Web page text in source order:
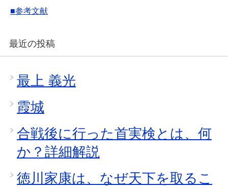
■参考文献
最近の投稿
最上 義光
霞城
合戦後に行った首実検とは、何
か？詳細解説
徳川家康は、なぜ天下を取るこ